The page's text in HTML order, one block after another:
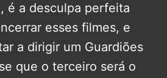
é a desculpa perfeita
esses filmes, e
a dirigir um Guardiões
que o terceiro será o